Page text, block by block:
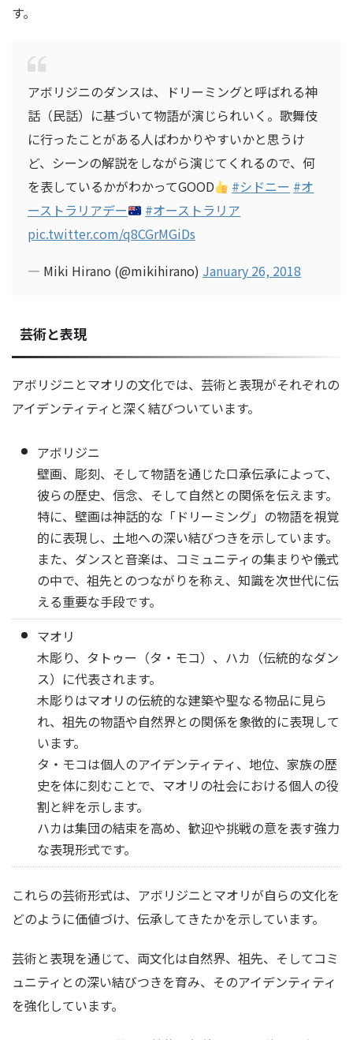
す。
アボリジニのダンスは、ドリーミングと呼ばれる神
話（民話）に基づいて物語が演じられいく。歌舞伎
に行ったことがある人ばわかりやすいかと思うけ
ど、シーンの解説をしながら演じてくれるので、何
を表しているかがわかってGOOD
#シドニー #オ
ーストラリアデー
#オーストラリア
pic.twitter.com/q8CGrMGiDs
— Miki Hirano (@mikihirano) January 26, 2018
芸術と表現
アボリジニとマオリの文化では、芸術と表現がそれぞれの
アイデンティティと深く結びついています。
アボリジニ
壁画、彫刻、そして物語を通じた口承伝承によって、
彼らの歴史、信念、そして自然との関係を伝えます。
特に、壁画は神話的な「ドリーミング」の物語を視覚
的に表現し、土地への深い結びつきを示しています。
また、ダンスと音楽は、コミュニティの集まりや儀式
の中で、祖先とのつながりを称え、知識を次世代に伝
える重要な手段です。
マオリ
木彫り、タトゥー（タ・モコ）、ハカ（伝統的なダン
ス）に代表されます。
木彫りはマオリの伝統的な建築や聖なる物品に見ら
れ、祖先の物語や自然界との関係を象徴的に表現して
います。
タ・モコは個人のアイデンティティ、地位、家族の歴
史を体に刻むことで、マオリの社会における個人の役
割と絆を示します。
ハカは集団の結束を高め、歓迎や挑戦の意を表す強力
な表現形式です。
これらの芸術形式は、アボリジニとマオリが自らの文化を
どのように価値づけ、伝承してきたかを示しています。
芸術と表現を通じて、両文化は自然界、祖先、そしてコミ
ュニティとの深い結びつきを育み、そのアイデンティティ
を強化しています。